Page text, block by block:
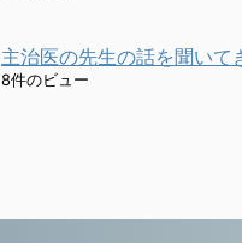
主治医の先生の話を聞いて
8件のビュー